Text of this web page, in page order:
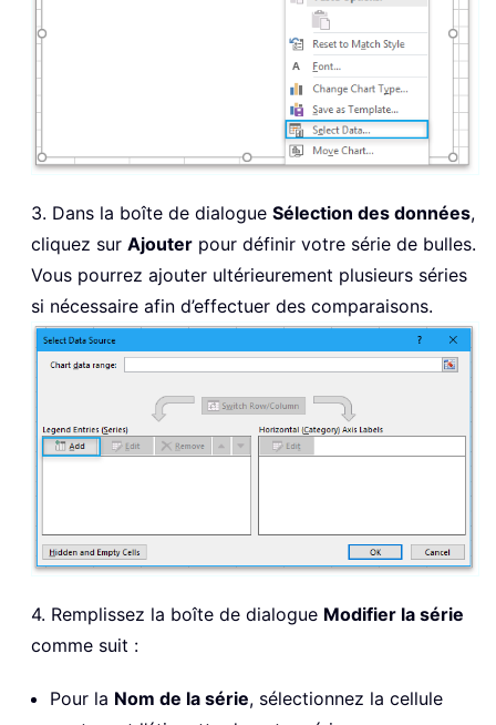
3. Dans la boîte de dialogue Sélection des données,
cliquez sur Ajouter pour définir votre série de bulles.
Vous pourrez ajouter ultérieurement plusieurs séries
si nécessaire afin d’effectuer des comparaisons.
4. Remplissez la boîte de dialogue Modifier la série
comme suit :
Pour la Nom de la série, sélectionnez la cellule